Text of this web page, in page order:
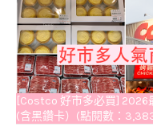
[Costco 好市多必買] 2026
(含黑鑽卡）(點閱數：